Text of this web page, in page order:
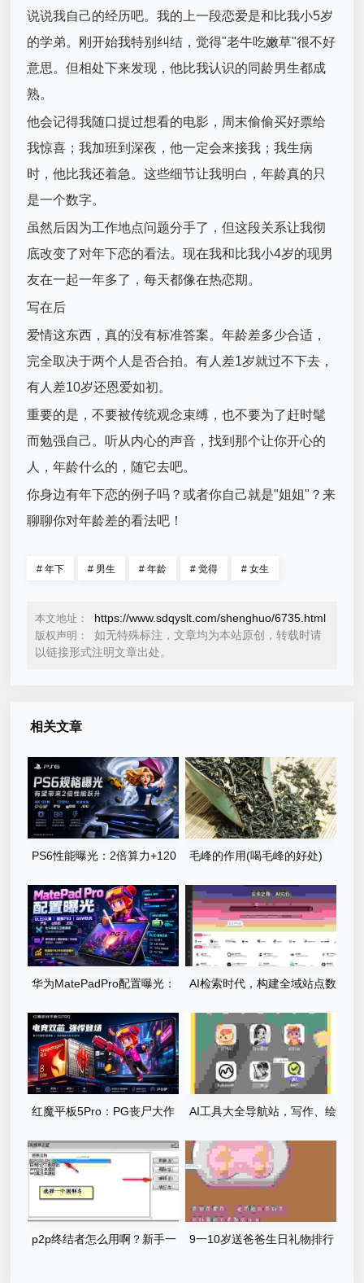
说说我自己的经历吧。我的上一段恋爱是和比我小5岁
的学弟。刚开始我特别纠结，觉得"老牛吃嫩草"很不好
意思。但相处下来发现，他比我认识的同龄男生都成
熟。
他会记得我随口提过想看的电影，周末偷偷买好票给
我惊喜；我加班到深夜，他一定会来接我；我生病
时，他比我还着急。这些细节让我明白，年龄真的只
是一个数字。
虽然后因为工作地点问题分手了，但这段关系让我彻
底改变了对年下恋的看法。现在我和比我小4岁的现男
友在一起一年多了，每天都像在热恋期。
写在后
爱情这东西，真的没有标准答案。年龄差多少合适，
完全取决于两个人是否合拍。有人差1岁就过不下去，
有人差10岁还恩爱如初。
重要的是，不要被传统观念束缚，也不要为了赶时髦
而勉强自己。听从内心的声音，找到那个让你开心的
人，年龄什么的，随它去吧。
你身边有年下恋的例子吗？或者你自己就是"姐姐"？来
聊聊你对年龄差的看法吧！
# 年下 # 男生 # 年龄 # 觉得 # 女生
本文地址： https://www.sdqyslt.com/shenghuo/6735.html
版权声明：
如无特殊标注，文章均为本站原创，转载时请
以链接形式注明文章出处。
相关文章
PS6性能曝光：2倍算力+120
帧运行PG直击龙卷风真实风
暴世界
毛峰的作用(喝毛峰的好处)
华为MatePadPro配置曝光：
PG丧尸大作战体验全面升级
AI检索时代，构建全域站点数
据库，网站库上线运营
红魔平板5Pro：PG丧尸大作
战满帧运行，185Hz屏碾压尸
潮
AI工具大全导航站，写作、绘
画、编程……你想要的都在这
里
p2p终结者怎么用啊？新手一
9一10岁送爸爸生日礼物排行